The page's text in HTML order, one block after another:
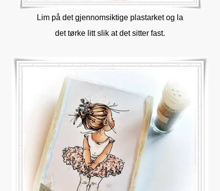
Lim på det gjennomsiktige plastarket og la
det tørke litt slik at det sitter fast.